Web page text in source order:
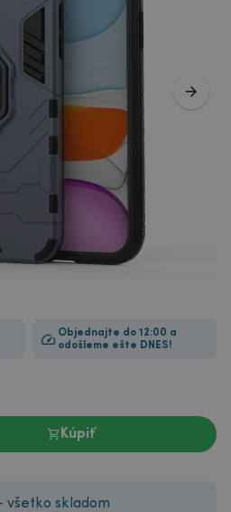
Objednajte do 12:00 a
odošleme ešte DNES!
Kúpiť
všetko skladom